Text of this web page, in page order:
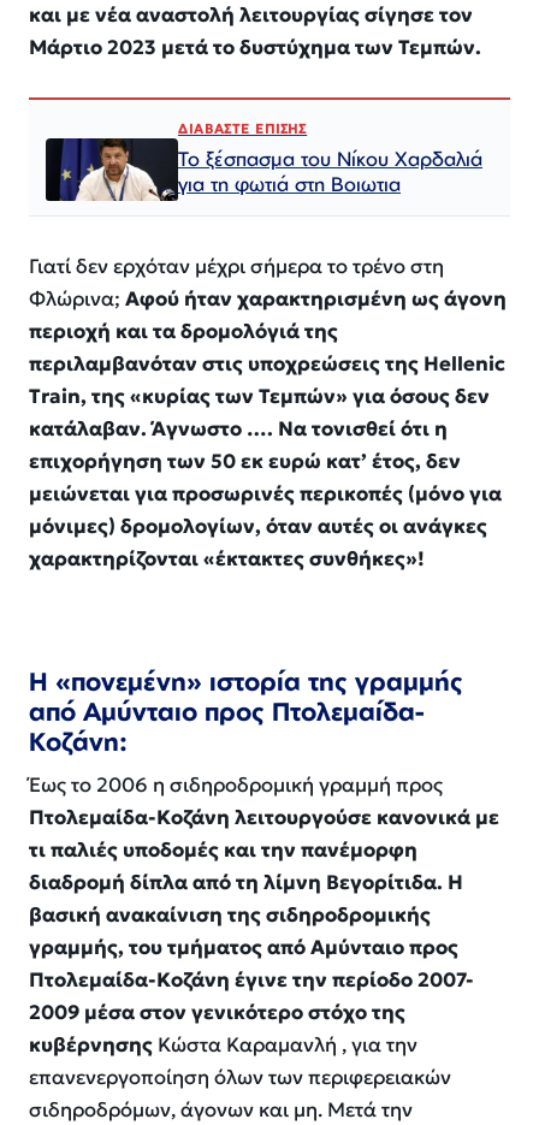
και με νέα αναστολή λειτουργίας σίγησε τον
Μάρτιο 2023 μετά το δυστύχημα των Τεμπών.
ΔΙΑΒΑΣΤΕ ΕΠΙΣΗΣ
Το ξέσπασμα του Νίκου Χαρδαλιά
για τη φωτιά στη Βοιωτια
Γιατί δεν ερχόταν μέχρι σήμερα το τρένο στη
Φλώρινα; Αφού ήταν χαρακτηρισμένη ως άγονη
περιοχή και τα δρομολόγιά της
περιλαμβανόταν στις υποχρεώσεις της Hellenic
Train, της «κυρίας των Τεμπών» για όσους δεν
κατάλαβαν. Άγνωστο …. Να τονισθεί ότι η
επιχορήγηση των 50 εκ ευρώ κατ’ έτος, δεν
μειώνεται για προσωρινές περικοπές (μόνο για
μόνιμες) δρομολογίων, όταν αυτές οι ανάγκες
χαρακτηρίζονται «έκτακτες συνθήκες»!
Η «πονεμένη» ιστορία της γραμμής
από Αμύνταιο προς Πτολεμαίδα-
Κοζάνη:
Έως το 2006 η σιδηροδρομική γραμμή προς
Πτολεμαίδα-Κοζάνη λειτουργούσε κανονικά με
τι παλιές υποδομές και την πανέμορφη
διαδρομή δίπλα από τη λίμνη Βεγορίτιδα. Η
βασική ανακαίνιση της σιδηροδρομικής
γραμμής, του τμήματος από Αμύνταιο προς
Πτολεμαίδα-Κοζάνη έγινε την περίοδο 2007-
2009 μέσα στον γενικότερο στόχο της
κυβέρνησης Κώστα Καραμανλή , για την
επανενεργοποίηση όλων των περιφερειακών
σιδηροδρόμων, άγονων και μη. Μετά την